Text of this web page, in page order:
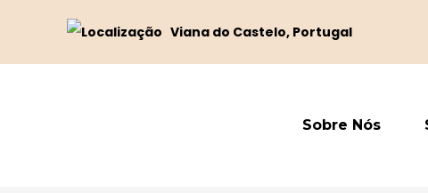
Viana do Castelo, Portugal
Sobre Nós